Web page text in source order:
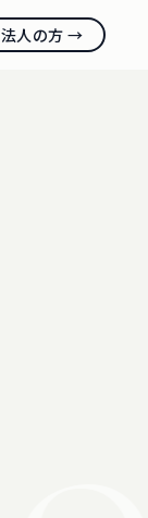
法人の方 →